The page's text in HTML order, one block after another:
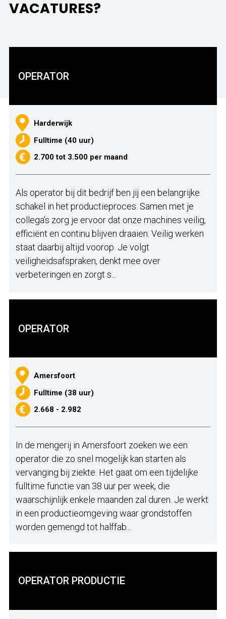
VACATURES?
OPERATOR
Harderwijk
Fulltime (40 uur)
2.700 tot 3.500 per maand
Als operator bij dit bedrijf ben jij een belangrijke
schakel in het productieproces. Samen met je
collega’s zorg je ervoor dat onze machines veilig,
efficiënt en continu blijven draaien. Veilig werken
staat daarbij altijd voorop. Je volgt
veiligheidsafspraken, denkt mee over
verbeteringen en zorgt s...
OPERATOR
Amersfoort
Fulltime (38 uur)
2.668 - 2.982
In de mengerij in Amersfoort zoeken we een
operator die zo snel mogelijk kan starten als
vervanging bij ziekte. Het gaat om een tijdelijke
fulltime functie van 38 uur per week, die
waarschijnlijk enkele maanden zal duren. Je werkt
in een productieomgeving waar grondstoffen
worden gemengd tot halffab...
OPERATOR PRODUCTIE